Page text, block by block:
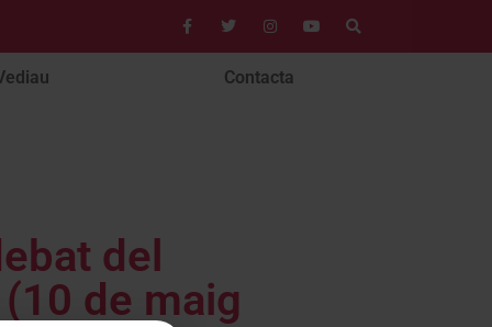
Contacta
del
de maig